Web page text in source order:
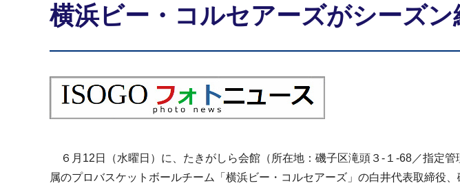
横浜ビー・コルセアーズがシーズ
６月12日（水曜日）に、たきがしら会館（所在地：磯子区滝頭３-１-68／指定
属のプロバスケットボールチーム「横浜ビー・コルセアーズ」の白井代表取締役